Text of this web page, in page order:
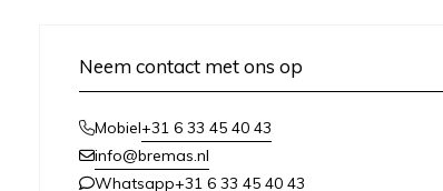
Neem contact met ons op
Mobiel+31 6 33 45 40 43
info@bremas.nl
Whatsapp+31 6 33 45 40 43